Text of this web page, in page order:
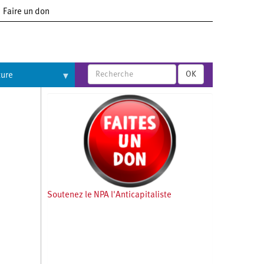
Faire un don
OK
Soutenez le NPA l'Anticapitaliste